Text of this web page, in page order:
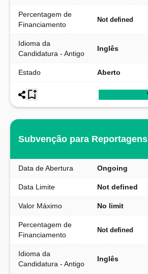
Percentagem de
Financiamento
Not defined
Idioma da
Candidatura - Antigo
Inglês
Estado Aberto
Subvenção para
Data de Abertura Ongoing
Data Limite Not defined
Valor Máximo No limit
Percentagem de
Financiamento
Not defined
Idioma da
Candidatura - Antigo
Inglês